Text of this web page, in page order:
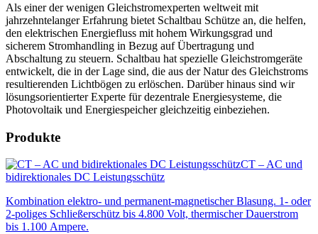
Als einer der wenigen Gleichstromexperten weltweit mit
jahrzehntelanger Erfahrung bietet Schaltbau Schütze an, die helfen,
den elektrischen Energiefluss mit hohem Wirkungsgrad und
sicherem Stromhandling in Bezug auf Übertragung und
Abschaltung zu steuern. Schaltbau hat spezielle Gleichstromgeräte
entwickelt, die in der Lage sind, die aus der Natur des Gleichstroms
resultierenden Lichtbögen zu erlöschen. Darüber hinaus sind wir
lösungsorientierter Experte für dezentrale Energiesysteme, die
Photovoltaik und Energiespeicher gleichzeitig einbeziehen.
Produkte
CT – AC und
bidirektionales DC Leistungsschütz
Kombination elektro- und permanent-magnetischer Blasung. 1- oder
2-poliges Schließerschütz bis 4.800 Volt, thermischer Dauerstrom
bis 1.100 Ampere.